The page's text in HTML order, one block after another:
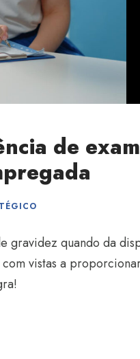
de
quando da
vistas a